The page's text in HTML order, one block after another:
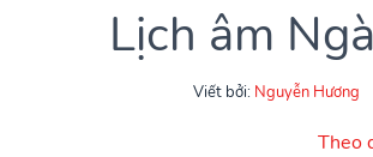
Lịch âm
Viết bởi: Nguyễn Hương
Theo